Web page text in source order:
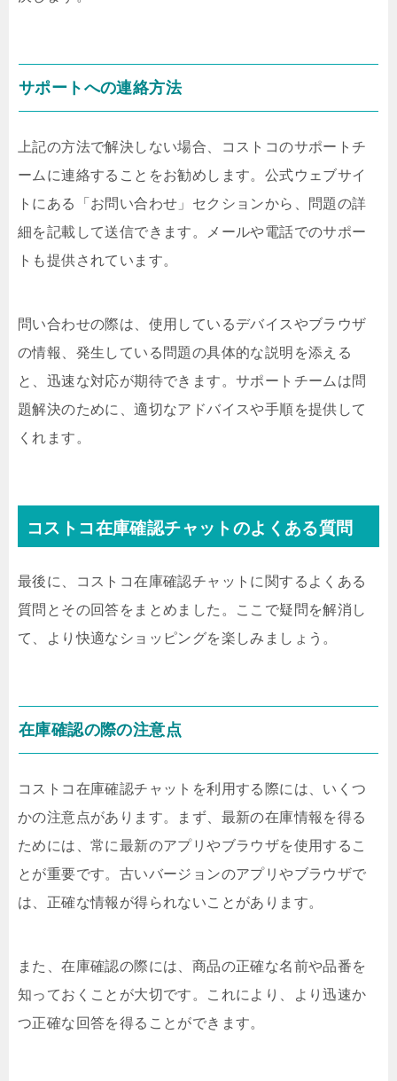
サポートへの連絡方法
上記の方法で解決しない場合、コストコのサポートチ
ームに連絡することをお勧めします。公式ウェブサイ
トにある「お問い合わせ」セクションから、問題の詳
細を記載して送信できます。メールや電話でのサポー
トも提供されています。
問い合わせの際は、使用しているデバイスやブラウザ
の情報、発生している問題の具体的な説明を添える
と、迅速な対応が期待できます。サポートチームは問
題解決のために、適切なアドバイスや手順を提供して
くれます。
コストコ在庫確認チャットのよくある質問
最後に、コストコ在庫確認チャットに関するよくある
質問とその回答をまとめました。ここで疑問を解消し
て、より快適なショッピングを楽しみましょう。
在庫確認の際の注意点
コストコ在庫確認チャットを利用する際には、いくつ
かの注意点があります。まず、最新の在庫情報を得る
ためには、常に最新のアプリやブラウザを使用するこ
とが重要です。古いバージョンのアプリやブラウザで
は、正確な情報が得られないことがあります。
また、在庫確認の際には、商品の正確な名前や品番を
知っておくことが大切です。これにより、より迅速か
つ正確な回答を得ることができます。